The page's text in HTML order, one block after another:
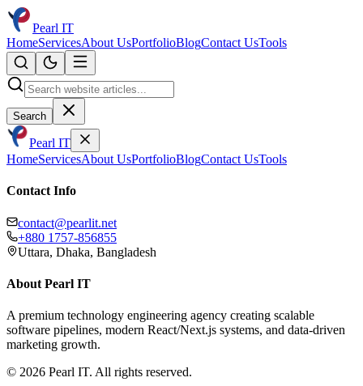
Pearl IT
HomeServicesAbout UsPortfolioBlogContact UsTools
Search
Pearl IT
HomeServicesAbout UsPortfolioBlogContact UsTools
Contact Info
contact@pearlit.net
+880 1757-856855
Uttara, Dhaka, Bangladesh
About Pearl IT
A premium technology engineering agency creating scalable
software pipelines, modern React/Next.js systems, and data-driven
marketing growth.
© 2026 Pearl IT. All rights reserved.